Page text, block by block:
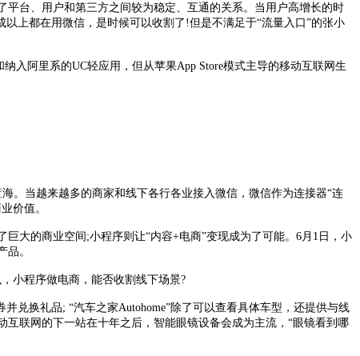
平台、用户和第三方之间较为稳定、互通的关系。当用户高增长的时
上都在用微信，是时候可以收割了!但是不满足于“流量入口”的张小
入阿里系的UC轻应用，但从苹果App Store模式主导的移动互联网生
。当越来越多的商家和线下各行各业接入微信，微信作为连接器“连
价值。
大的商业空间;小程序则让“内容+电商”变现成为了可能。6月1日，小
品。
小程序做电商，能否收割线下场景?
兑换礼品; “汽车之家Autohome”除了可以查看具体车型，还提供与线
联网的下一站在十年之后，智能眼镜设备会成为主流，“眼镜看到哪